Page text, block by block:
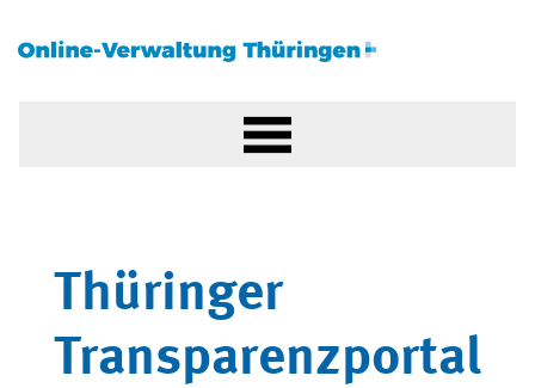
Thüringer
Transparenzportal